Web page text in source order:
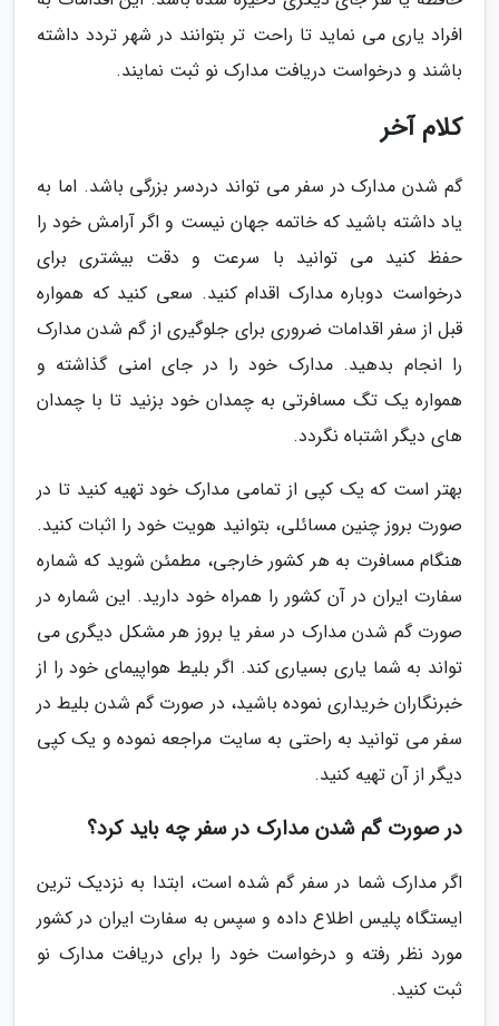
افراد یاری می نماید تا راحت تر بتوانند در شهر تردد داشته
باشند و درخواست دریافت مدارک نو ثبت نمایند.
کلام آخر
گم شدن مدارک در سفر می تواند دردسر بزرگی باشد. اما به
یاد داشته باشید که خاتمه جهان نیست و اگر آرامش خود را
حفظ کنید می توانید با سرعت و دقت بیشتری برای
درخواست دوباره مدارک اقدام کنید. سعی کنید که همواره
قبل از سفر اقدامات ضروری برای جلوگیری از گم شدن مدارک
را انجام بدهید. مدارک خود را در جای امنی گذاشته و
همواره یک تگ مسافرتی به چمدان خود بزنید تا با چمدان
های دیگر اشتباه نگردد.
بهتر است که یک کپی از تمامی مدارک خود تهیه کنید تا در
صورت بروز چنین مسائلی، بتوانید هویت خود را اثبات کنید.
هنگام مسافرت به هر کشور خارجی، مطمئن شوید که شماره
سفارت ایران در آن کشور را همراه خود دارید. این شماره در
صورت گم شدن مدارک در سفر یا بروز هر مشکل دیگری می
تواند به شما یاری بسیاری کند. اگر بلیط هواپیمای خود را از
خبرنگاران خریداری نموده باشید، در صورت گم شدن بلیط در
سفر می توانید به راحتی به سایت مراجعه نموده و یک کپی
دیگر از آن تهیه کنید.
در صورت گم شدن مدارک در سفر چه باید کرد؟
اگر مدارک شما در سفر گم شده است، ابتدا به نزدیک ترین
ایستگاه پلیس اطلاع داده و سپس به سفارت ایران در کشور
مورد نظر رفته و درخواست خود را برای دریافت مدارک نو
ثبت کنید.